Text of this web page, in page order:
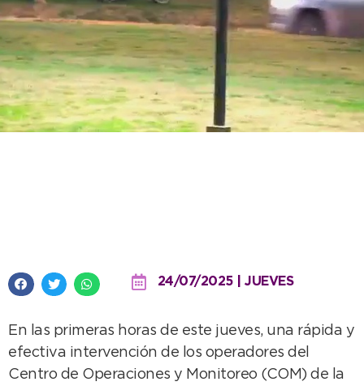
24/07/2025 | JUEVES
En las primeras horas de este jueves, una rápida y
efectiva intervención de los operadores del
Centro de Operaciones y Monitoreo (COM) de la